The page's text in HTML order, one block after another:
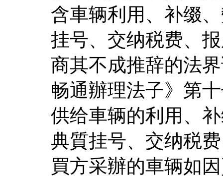
含車辆利用、补缀
挂号、交纳税费、
商其不成推辞的法
畅通辦理法子》第
供给車辆的利用、
典質挂号、交纳税
買方采辦的車辆如